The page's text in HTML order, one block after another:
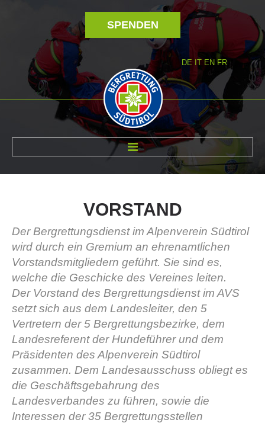
SPENDEN
DE IT EN FR
Vereinsgeschichte
VORSTAND
Der Bergrettungsdienst im Alpenverein Südtirol
wird durch ein Gremium an ehrenamtlichen
Vorstandsmitgliedern geführt. Sie sind es,
welche die Geschicke des Vereines leiten.
Der Vorstand des Bergrettungsdienst im AVS
setzt sich aus dem Landesleiter, den 5
Vertretern der 5 Bergrettungsbezirke, dem
Landesreferent der Hundeführer und dem
Präsidenten des Alpenverein Südtirol
zusammen. Dem Landesausschuss obliegt es
die Geschäftsgebahrung des
Landesverbandes zu führen, sowie die
Interessen der 35 Bergrettungsstellen